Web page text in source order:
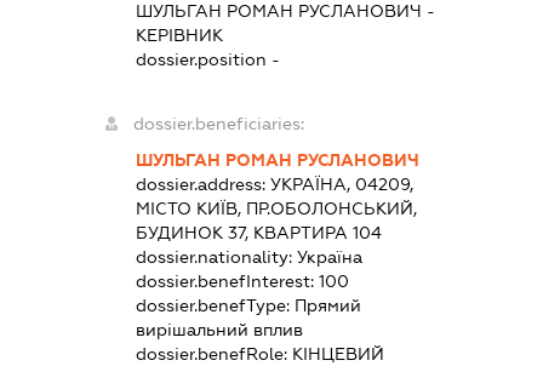
ШУЛЬГАН РОМАН РУСЛАНОВИЧ -
КЕРІВНИК
dossier.position -
dossier.beneficiaries:
ШУЛЬГАН РОМАН РУСЛАНОВИЧ
dossier.address:УКРАЇНА, 04209,
МІСТО КИЇВ, ПР.ОБОЛОНСЬКИЙ,
БУДИНОК 37, КВАРТИРА 104
dossier.nationality:Україна
dossier.benefInterest:100
dossier.benefType: Прямий
вирішальний вплив
dossier.benefRole: КІНЦЕВИЙ